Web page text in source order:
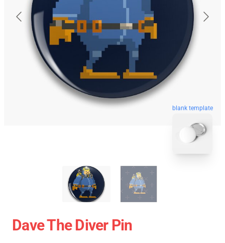
blank template
Dave The Diver Pin